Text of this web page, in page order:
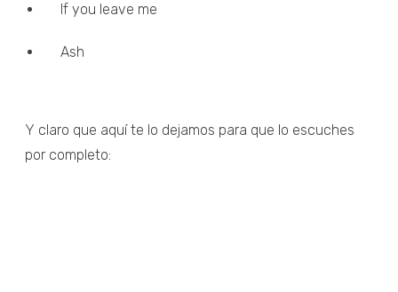
If you leave me
Ash
Y claro que aquí te lo dejamos para que lo escuches
por completo: